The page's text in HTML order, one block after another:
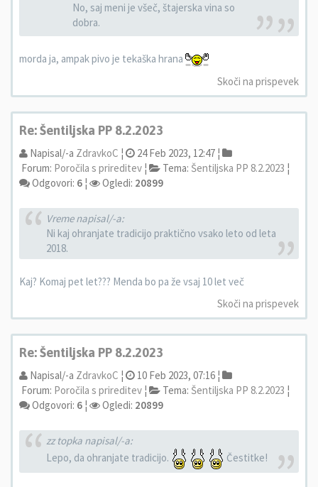
No, saj meni je všeč, štajerska vina so
dobra.
morda ja, ampak pivo je tekaška hrana
Skoči na prispevek
Re: Šentiljska PP 8.2.2023
Napisal/-a ZdravkoC ¦
24 Feb 2023, 12:47 ¦
Forum: Poročila s prireditev ¦ Tema: Šentiljska PP 8.2.2023 ¦
Odgovori: 6 ¦ Ogledi: 20899
Vreme napisal/-a:
Ni kaj ohranjate tradicijo praktično vsako leto od leta
2018.
Kaj? Komaj pet let??? Menda bo pa že vsaj 10 let več
Skoči na prispevek
Re: Šentiljska PP 8.2.2023
Napisal/-a ZdravkoC ¦
10 Feb 2023, 07:16 ¦
Forum: Poročila s prireditev ¦ Tema: Šentiljska PP 8.2.2023 ¦
Odgovori: 6 ¦ Ogledi: 20899
zz topka napisal/-a:
Lepo, da ohranjate tradicijo.
Čestitke!